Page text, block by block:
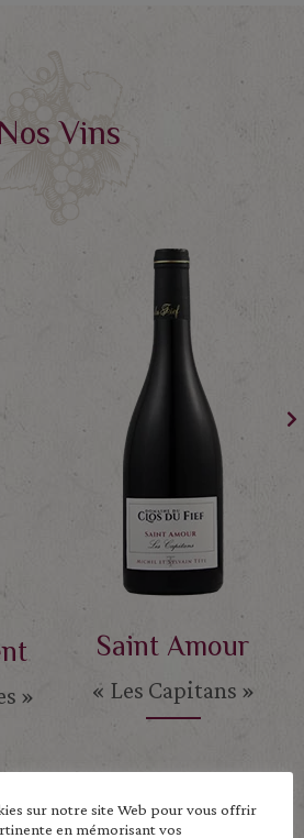
Vins
»
Saint Amour
« Les Capitans »
sur notre site Web pour vous offrir
en mémorisant vos